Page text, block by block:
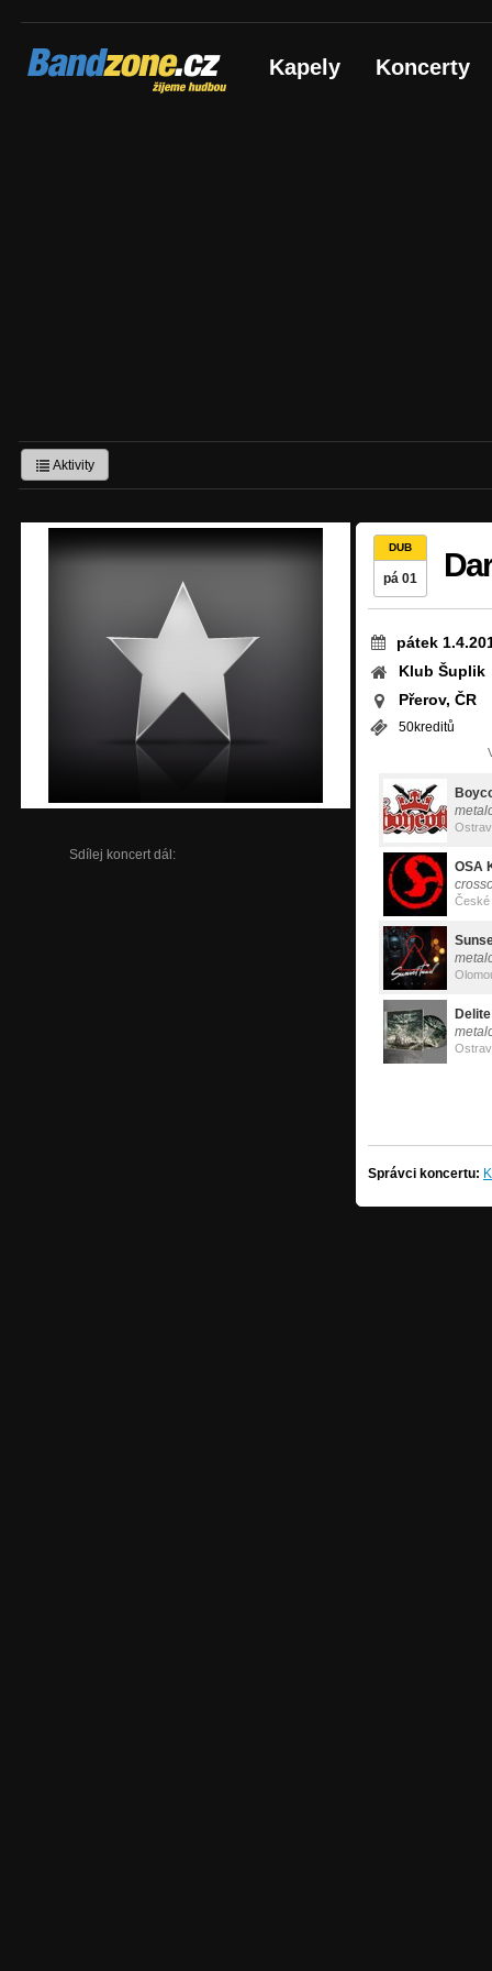
Bandzone.cz
žijeme hudbou Kapely Koncerty
Aktivity
Sdílej koncert dál:
DUB
pá 01
pátek
Klub Šuplik
Přerov, ČR
50kreditů
OSA
České
Delite
Správci koncertu: